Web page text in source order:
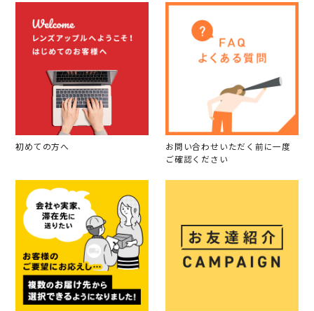
初めての方へ
お問い合わせいただく前に一度
ご確認ください